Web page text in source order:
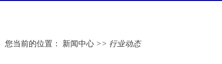
您当前的位置： 新闻中心 >> 行业动态